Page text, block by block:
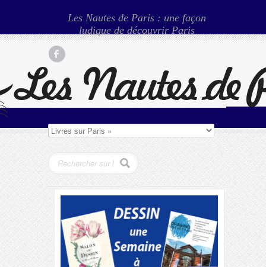
Les Nautes de Paris : une façon
ludique de découvrir Paris